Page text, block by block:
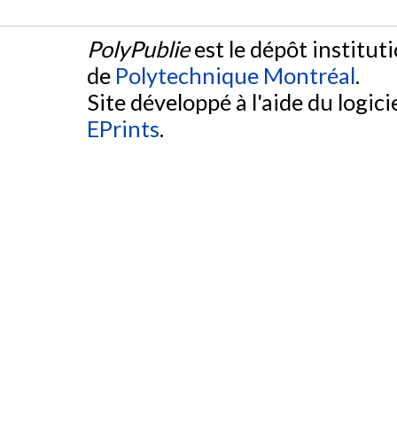
PolyPublieest le dépôt
de Polytechnique Montréal.
Site développé à l'aide du
EPrints.